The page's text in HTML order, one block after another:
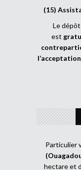
(15)
Le
est
Particulier
hectare et